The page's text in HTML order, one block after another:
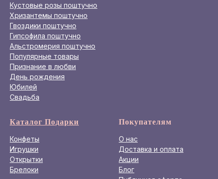
Кустовые розы поштучно
Хризантемы поштучно
Гвоздики поштучно
Гипсофила поштучно
Альстромерия поштучно
Популярные товары
Признание в любви
День рождения
Юбилей
Свадьба
Каталог Подарки
Конфеты
Игрушки
Открытки
Брелоки
Покупателям
О нас
Доставка и оплата
Акции
Блог